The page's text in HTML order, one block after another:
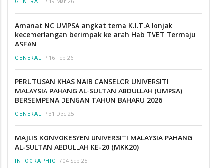
GENERAL
Amanat NC UMPSA angkat tema K.I.T.A lonjak
kecemerlangan berimpak ke arah Hab TVET Termaju
ASEAN
GENERAL / 16 Feb 26
PERUTUSAN KHAS NAIB CANSELOR UNIVERSITI
MALAYSIA PAHANG AL-SULTAN ABDULLAH (UMPSA)
BERSEMPENA DENGAN TAHUN BAHARU 2026
GENERAL / 31 Dec 25
MAJLIS KONVOKESYEN UNIVERSITI MALAYSIA PAHANG
AL-SULTAN ABDULLAH KE-20 (MKK20)
INFOGRAPHIC / 04 Sep 25